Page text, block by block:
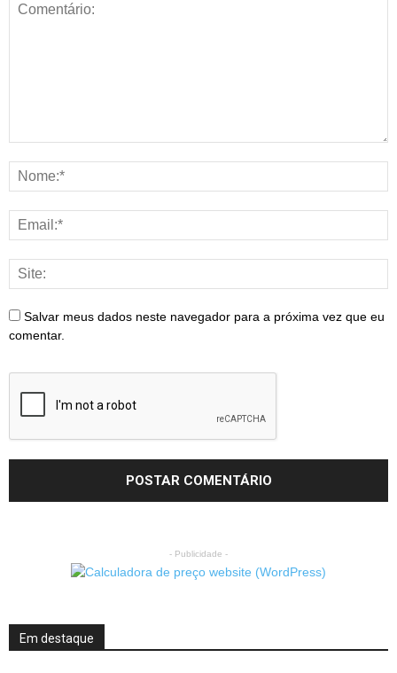
Salvar meus dados neste navegador para a próxima vez que eu
comentar.
- Publicidade -
Em destaque